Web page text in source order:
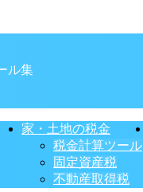
ル集
家・土地の税金
税金計算ツール
固定資産税
不動産取得税